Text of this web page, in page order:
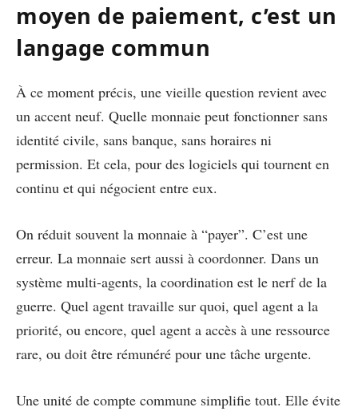
moyen de paiement, c’est un
langage commun
À ce moment précis, une vieille question revient avec
un accent neuf. Quelle monnaie peut fonctionner sans
identité civile, sans banque, sans horaires ni
permission. Et cela, pour des logiciels qui tournent en
continu et qui négocient entre eux.
On réduit souvent la monnaie à “payer”. C’est une
erreur. La monnaie sert aussi à coordonner. Dans un
système multi-agents, la coordination est le nerf de la
guerre. Quel agent travaille sur quoi, quel agent a la
priorité, ou encore, quel agent a accès à une ressource
rare, ou doit être rémunéré pour une tâche urgente.
Une unité de compte commune simplifie tout. Elle évite